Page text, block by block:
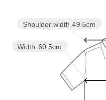
Width 60.5cm
Shoulder width 49.5cm